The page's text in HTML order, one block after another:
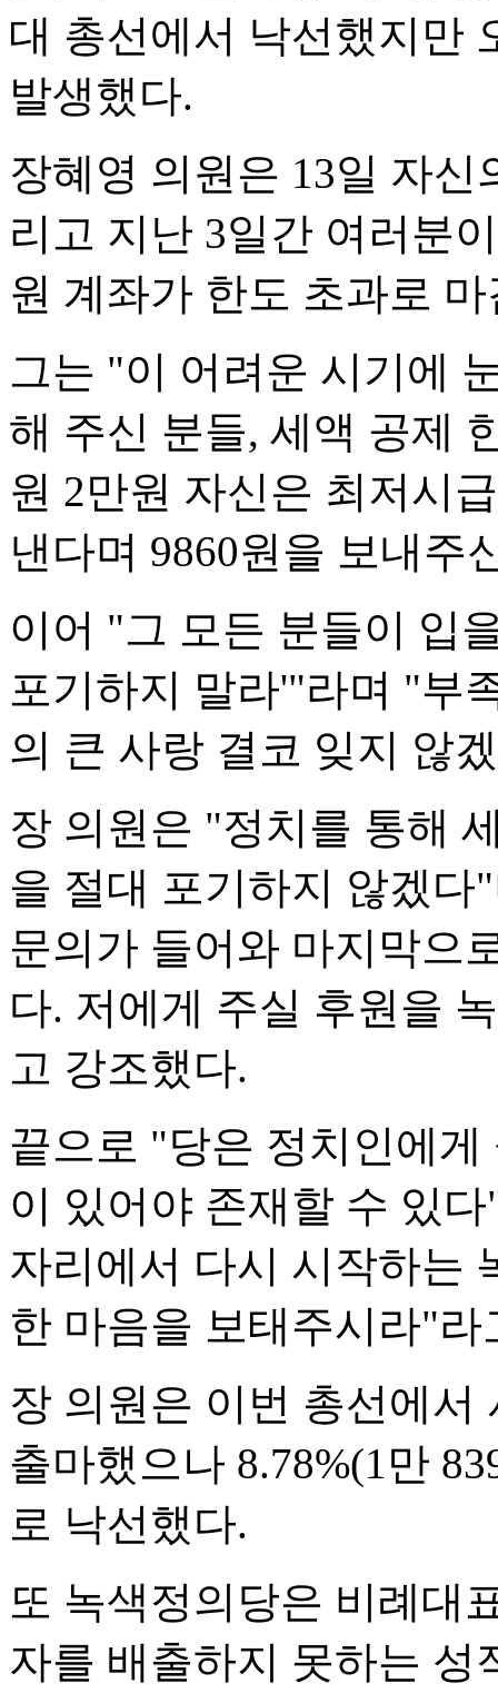
대 총선에서 낙선했지만
발생했다.
장혜영 의원은 13일 자
리고 지난 3일간 여러분
원 계좌가 한도 초과로
그는 "이 어려운 시기에
해 주신 분들, 세액 공제
원 2만원 자신은 최저시
낸다며 9860원을 보내주
이어 "그 모든 분들이 입
포기하지 말라'"라며 "부
의 큰 사랑 결코 잊지 않
장 의원은 "정치를 통해
을 절대 포기하지 않겠
문의가 들어와 마지막으
다. 저에게 주실 후원을
고 강조했다.
끝으로 "당은 정치인에
이 있어야 존재할 수 있
자리에서 다시 시작하는
한 마음을 보태주시라"라
장 의원은 이번 총선에
출마했으나 8.78%(1만
로 낙선했다.
또 녹색정의당은 비례대
자를 배출하지 못하는 성